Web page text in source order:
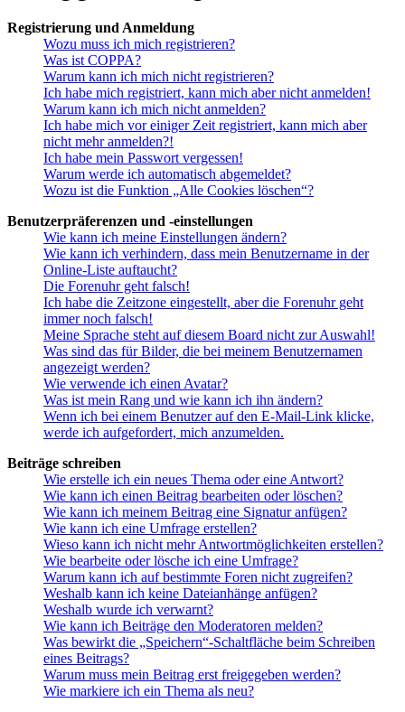
Registrierung und Anmeldung
Wozu muss ich mich registrieren?
Was ist COPPA?
Warum kann ich mich nicht registrieren?
Ich habe mich registriert, kann mich aber nicht anmelden!
Warum kann ich mich nicht anmelden?
Ich habe mich vor einiger Zeit registriert, kann mich aber
nicht mehr anmelden?!
Ich habe mein Passwort vergessen!
Warum werde ich automatisch abgemeldet?
Wozu ist die Funktion „Alle Cookies löschen“?
Benutzerpräferenzen und -einstellungen
Wie kann ich meine Einstellungen ändern?
Wie kann ich verhindern, dass mein Benutzername in der
Online-Liste auftaucht?
Die Forenuhr geht falsch!
Ich habe die Zeitzone eingestellt, aber die Forenuhr geht
immer noch falsch!
Meine Sprache steht auf diesem Board nicht zur Auswahl!
Was sind das für Bilder, die bei meinem Benutzernamen
angezeigt werden?
Wie verwende ich einen Avatar?
Was ist mein Rang und wie kann ich ihn ändern?
Wenn ich bei einem Benutzer auf den E-Mail-Link klicke,
werde ich aufgefordert, mich anzumelden.
Beiträge schreiben
Wie erstelle ich ein neues Thema oder eine Antwort?
Wie kann ich einen Beitrag bearbeiten oder löschen?
Wie kann ich meinem Beitrag eine Signatur anfügen?
Wie kann ich eine Umfrage erstellen?
Wieso kann ich nicht mehr Antwortmöglichkeiten erstellen?
Wie bearbeite oder lösche ich eine Umfrage?
Warum kann ich auf bestimmte Foren nicht zugreifen?
Weshalb kann ich keine Dateianhänge anfügen?
Weshalb wurde ich verwarnt?
Wie kann ich Beiträge den Moderatoren melden?
Was bewirkt die „Speichern“-Schaltfläche beim Schreiben
eines Beitrags?
Warum muss mein Beitrag erst freigegeben werden?
Wie markiere ich ein Thema als neu?